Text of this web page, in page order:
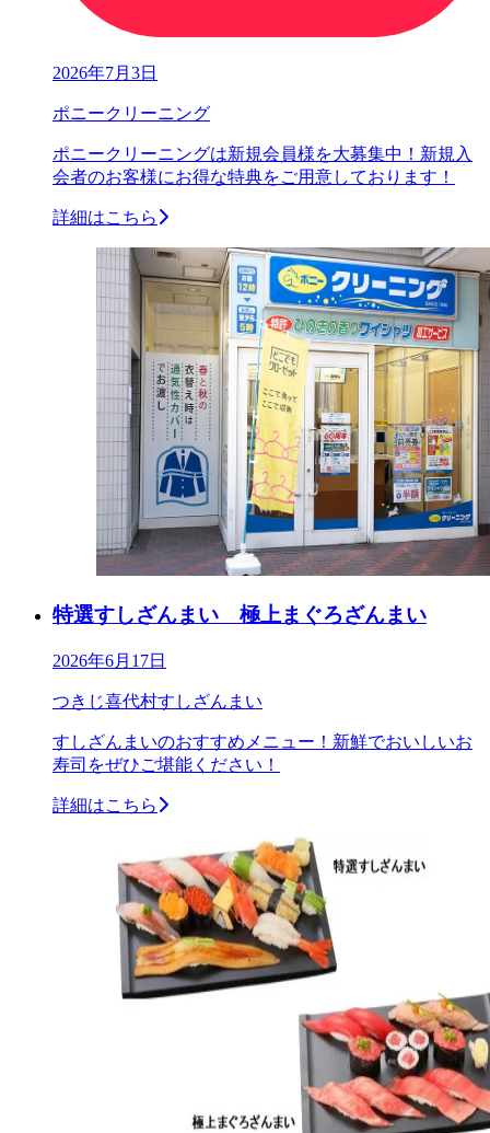
2026年7月3日
ポニークリーニング
ポニークリーニングは新規会員様を大募集中！新規入
会者のお客様にお得な特典をご用意しております！
詳細はこちら
特選すしざんまい 極上まぐろざんまい
2026年6月17日
つきじ喜代村すしざんまい
すしざんまいのおすすめメニュー！新鮮でおいしいお
寿司をぜひご堪能ください！
詳細はこちら